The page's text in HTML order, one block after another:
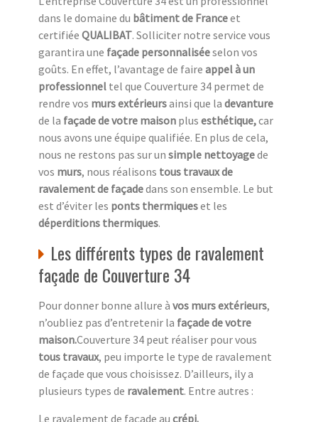
dans le domaine du bâtiment de Franceet
certifiée QUALIBAT. Solliciter notre service vous
garantira une façade personnaliséeselon vos
goûts. En effet, l’avantage de faire appel à un
professionnel tel que Couverture 34 permet de
rendre vos murs extérieursainsi que la devanture
de la façade de votre maison plus esthétique,car
nous avons une équipe qualifiée. En plus de cela,
nous ne restons pas sur un simple nettoyagede
vos murs, nous réalisons tous travaux de
ravalement de façadedans son ensemble. Le but
est d’éviter les ponts thermiqueset les
déperditions thermiques.
Les différents types de ravalement
façade de Couverture 34
Pour donner bonne allure à vos murs extérieurs,
n’oubliez pas d’entretenir la façade de votre
maison.Couverture 34 peut réaliser pour vous
tous travaux, peu importe le type de ravalement
de façade que vous choisissez. D’ailleurs, ily a
plusieurs types de ravalement. Entre autres :
Le ravalement de façade au crépi.